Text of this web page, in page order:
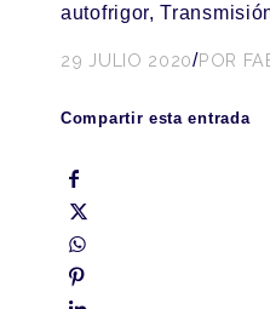
autofrigor,
29 JULIO 2020/POR
Compartir esta entrada